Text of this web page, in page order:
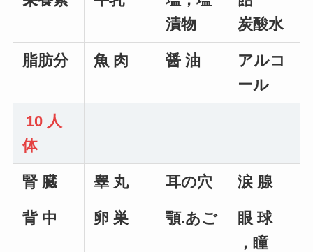
漬物
炭酸水
脂肪分 魚 肉 醤 油
アルコ
ール
10 人
体
腎 臓 睾 丸 耳の穴 涙 腺
背 中 卵 巣 顎.あご
眼 球
，瞳